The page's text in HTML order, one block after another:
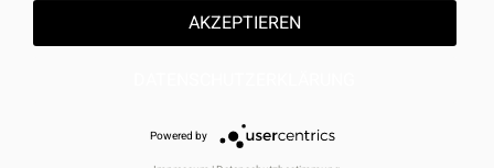
AKZEPTIEREN
Powered by